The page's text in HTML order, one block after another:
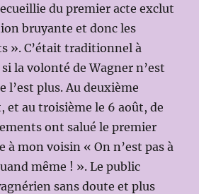
du premier acte exclut
bruyante et donc les
». C’était traditionnel à
la volonté de Wagner n’est
l’est plus. Au deuxième
et au troisième le 6 août, de
ont salué le premier
à mon voisin « On n’est pas à
même ! ». Le public
sans doute et plus